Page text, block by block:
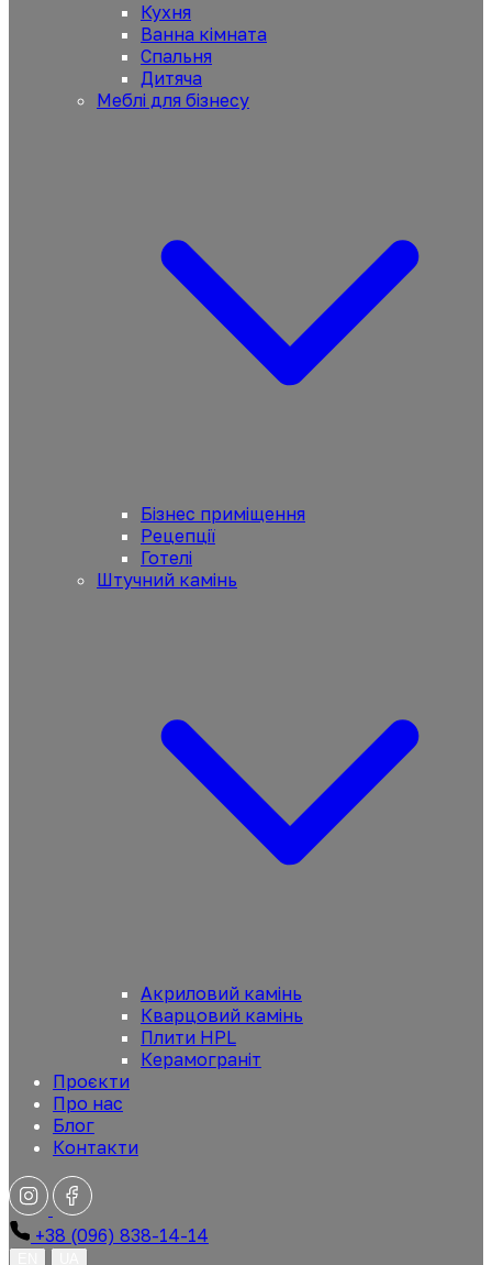
Кухня
Ванна кімната
Спальня
Дитяча
Меблі для бізнесу
Бізнес приміщення
Рецепції
Готелі
Штучний камінь
Акриловий камінь
Кварцовий камінь
Плити HPL
Керамограніт
Проєкти
Про нас
Блог
Контакти
+38 (096) 838-14-14